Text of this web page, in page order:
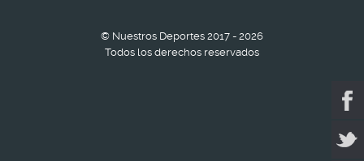
© Nuestros Deportes 2017 - 2026
Todos los derechos reservados